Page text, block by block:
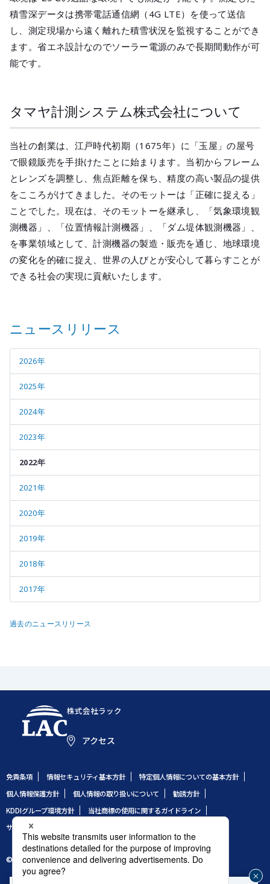
積雪深データは携帯電話通信網（4G LTE）を使って送信
し、測定現場から遠く離れた積雪状況を監視することができ
ます。省エネ設計なのでソーラー電源のみで長期間動作が可
能です。
タマヤ計測システム株式会社について
当社の創業は、江戸時代初期（1675年）に「玉屋」の屋号
で眼鏡販売を手掛けたことに始まります。当初からフレーム
とレンズを調整し、焦点距離を保ち、精度の高い製品の提供
をこころがけてきました。そのモットーは「正確に捉える」
ことでした。現在は、そのモットーを継承し、「気象環境観
測機器」、「位置情報計測機器」、「ダム堤体観測機器」、
を事業領域として、計測機器の製造・販売を通じ、地球環境
の変化を的確に捉え、世界の人びとが安心して暮らすことが
できる社会の実現に貢献いたします。
ニュースリリース
2026年
2025年
2024年
2023年
2022年
2021年
2020年
2019年
2018年
2017年
過去のニュースリリース
株式会社ラック
アクセス
免責条項 情報セキュリティ基本方針
特定個人情報についての基本方針
個人情報保護方針
個人情報の取り扱いについて
勧誘方針
KDDIグループ環境方針
当社商標の使用に関するガイドライン
サイトのご利用条件
© 1995 LAC Co., Ltd.